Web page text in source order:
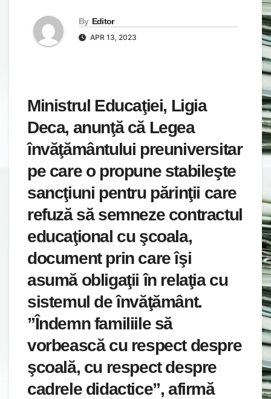
By Editor
APR 13, 2023
Ministrul Educaţiei, Ligia
Deca, anunţă că Legea
învăţământului preuniversitar
pe care o propune stabileşte
sancţiuni pentru părinţii care
refuză să semneze contractul
educaţional cu şcoala,
document prin care îşi
asumă obligaţii în relaţia cu
sistemul de învăţământ.
”Îndemn familiile să
vorbească cu respect despre
şcoală, cu respect despre
cadrele didactice”, afirmă